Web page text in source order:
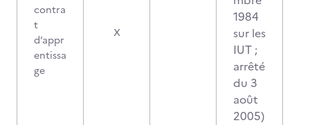
contra
t
d’appr
entissa
ge
X
1984
sur les
IUT ;
arrêté
du 3
août
2005)